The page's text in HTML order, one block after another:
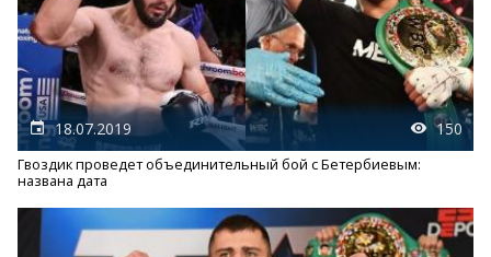
18.07.2019 150
Гвоздик проведет объединительный бой с Бетербиевым:
названа дата